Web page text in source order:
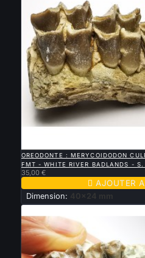
OREODONTE : MERYCOIDODON
FMT - WHITE RIVER BADLANDS - S.
35,00 €
 AJOUTER
Dimension: 40x24 mm